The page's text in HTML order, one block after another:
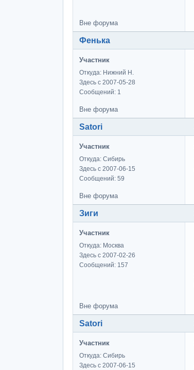
Вне форума
Фенька
Участник
Откуда: Нижний Н.
Здесь с 2007-05-28
Сообщений: 1
Вне форума
Satori
Участник
Откуда: Сибирь
Здесь с 2007-06-15
Сообщений: 59
Вне форума
Зиги
Участник
Откуда: Москва
Здесь с 2007-02-26
Сообщений: 157
Вне форума
Satori
Участник
Откуда: Сибирь
Здесь с 2007-06-15